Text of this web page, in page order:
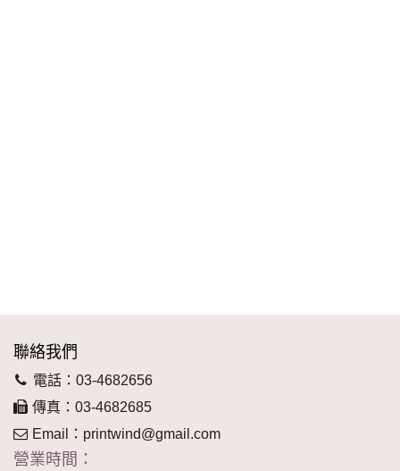
聯絡我們
電話：03-4682656
傳真：03-4682685
Email： printwind@gmail.com
營業時間：